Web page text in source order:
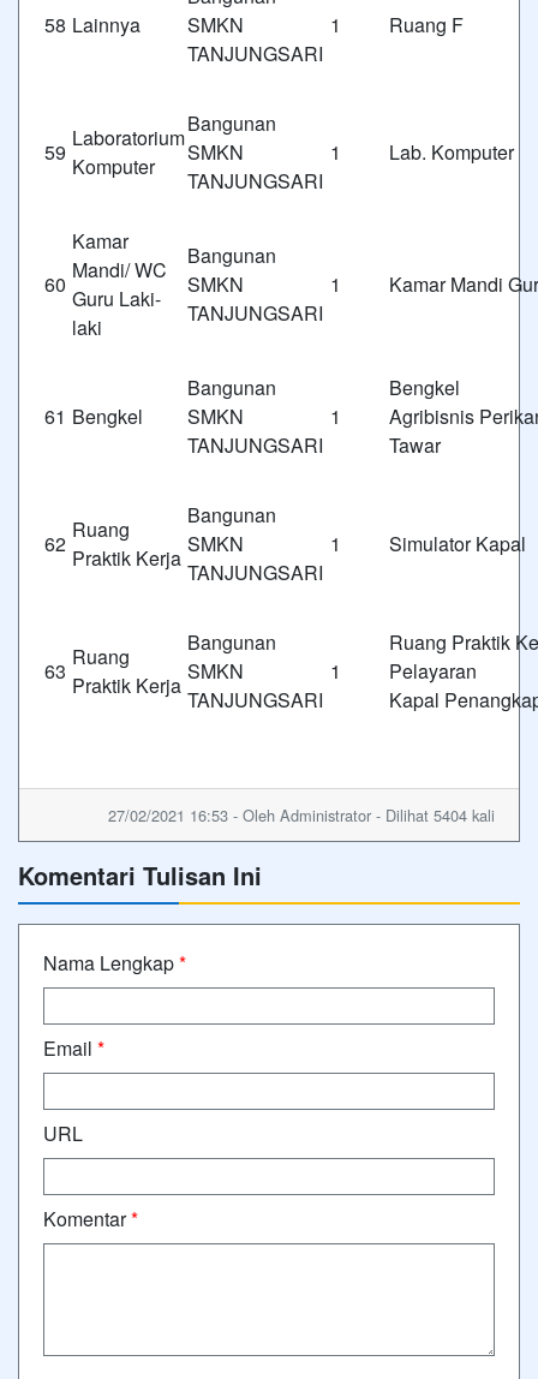
58 Lainnya
SMKN 1
TANJUNGSARI
Ruang F
59
Laboratorium
Komputer
Bangunan
SMKN 1
TANJUNGSARI
Lab. Komputer
60
Kamar
Mandi/ WC
Guru Laki-
laki
Bangunan
SMKN 1
TANJUNGSARI
Kamar Mandi
61 Bengkel
Bangunan
SMKN 1
TANJUNGSARI
Agribisnis
Tawar
62
Ruang
Praktik Kerja
Bangunan
SMKN 1
TANJUNGSARI
Simulator Kapal
63
Ruang
Praktik Kerja
Bangunan
SMKN 1
TANJUNGSARI
Ruang Praktik
Kapal
27/02/2021 16:53 - Oleh Administrator - Dilihat 5404 kali
Komentari Tulisan Ini
Nama Lengkap*
Email *
URL
Komentar*